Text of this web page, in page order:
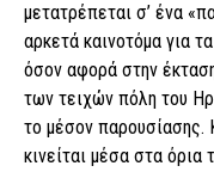
μετατρέπεται σ’ ένα
αρκετά καινοτόμα για
όσον αφορά στην
των τειχών πόλη του
το μέσον
κινείται μέσα στα